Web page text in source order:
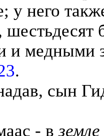
у него
шестьдесят
и медными
.
сын
- вземле